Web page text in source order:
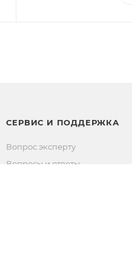
СЕРВИС И ПОДДЕРЖКА
Вопрос эксперту
Вопросы и ответы